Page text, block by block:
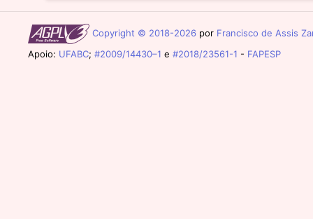
Copyright © 2018-2026 por Francisco de Assis
Apoio: UFABC; #2009/14430–1 e #2018/23561-1 - FAPESP